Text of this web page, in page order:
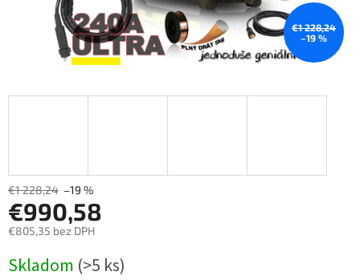
€1 228,24
–19 %
€1 228,24 –19 %
€990,58
€805,35 bez DPH
cena:
Skladom (>5 ks)